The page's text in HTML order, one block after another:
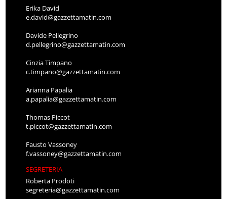
Erika David
e.david@gazzettamatin.com
Davide Pellegrino
d.pellegrino@gazzettamatin.com
Cinzia Timpano
c.timpano@gazzettamatin.com
Arianna Papalia
a.papalia@gazzettamatin.com
Thomas Piccot
t.piccot@gazzettamatin.com
Fausto Vassoney
f.vassoney@gazzettamatin.com
SEGRETERIA
Roberta Prodoti
segreteria@gazzettamatin.com